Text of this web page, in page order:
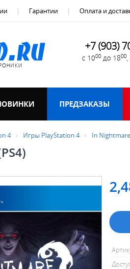
Гарантии Оплата и
+7 (903)
с 1000 до 1800
ПРЕДЗАКАЗЫ
4 Игры PlayStation 4 In